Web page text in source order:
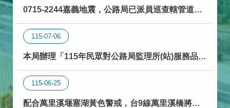
0715-2244嘉義地震，公路局已派員巡查轄管道
路。
115-07-06
本局辦理「115年民眾對公路局監理所(站)服務品質
滿意度調查」，敬請支持配合
115-06-25
配合萬里溪堰塞湖黃色警戒，台9線萬里溪橋將隨